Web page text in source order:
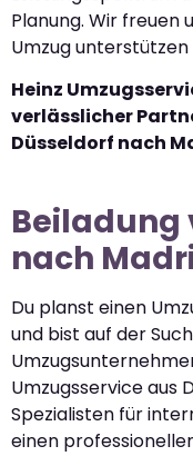
Planung. Wir freuen
Umzug unterstützen
Heinz
verlässlicher
Düsseldorf nach
Beiladung
nach
Du planst einen
und bist auf der
Umzugsservice aus
Spezialisten für
einen